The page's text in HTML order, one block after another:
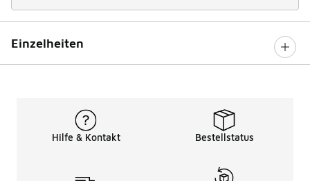
Einzelheiten
Hilfe & Kontakt Bestellstatus